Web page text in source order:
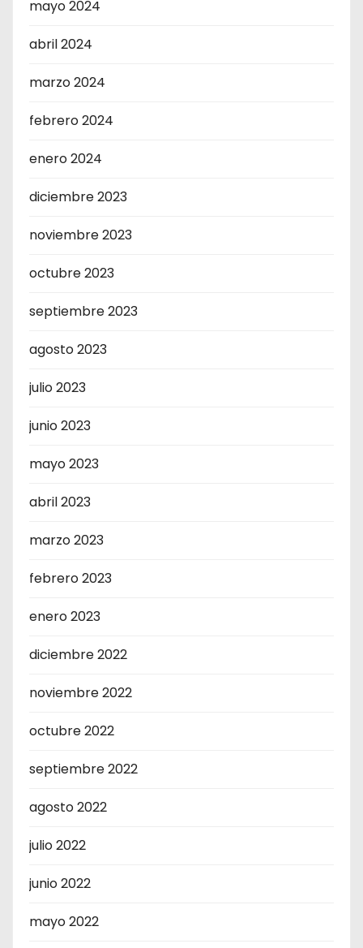
mayo 2024
abril 2024
marzo 2024
febrero 2024
enero 2024
diciembre 2023
noviembre 2023
octubre 2023
septiembre 2023
agosto 2023
julio 2023
junio 2023
mayo 2023
abril 2023
marzo 2023
febrero 2023
enero 2023
diciembre 2022
noviembre 2022
octubre 2022
septiembre 2022
agosto 2022
julio 2022
junio 2022
mayo 2022